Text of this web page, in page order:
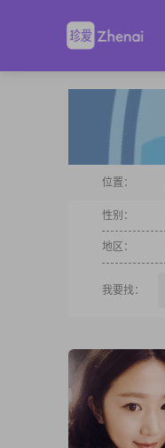
位置：
性别：
地区：
我要找：